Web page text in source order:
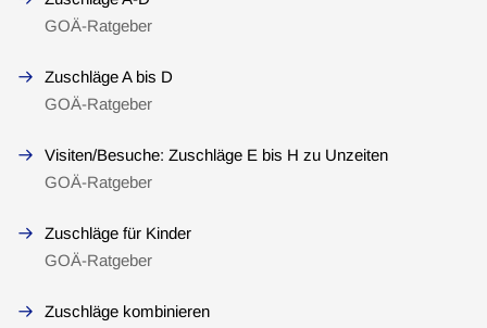
GOÄ-Ratgeber
Zuschläge A bis D
GOÄ-Ratgeber
Visiten/Besuche: Zuschläge E bis H zu Unzeiten
GOÄ-Ratgeber
Zuschläge für Kinder
GOÄ-Ratgeber
Zuschläge kombinieren